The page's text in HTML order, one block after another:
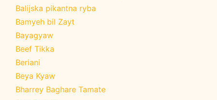
Balijska pikantna ryba
Bamyeh bil Zayt
Bayagyaw
Beef Tikka
Beriani
Beya Kyaw
Bharrey Baghare Tamate